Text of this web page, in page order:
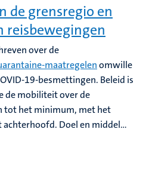
de grensregio en
reisbewegingen
over de
maatregelenomwille
19-besmettingen. Beleid is
de mobiliteit over de
tot het minimum, met het
Doel en middel...